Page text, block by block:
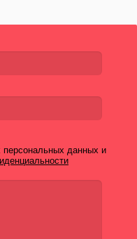
персональных данных и